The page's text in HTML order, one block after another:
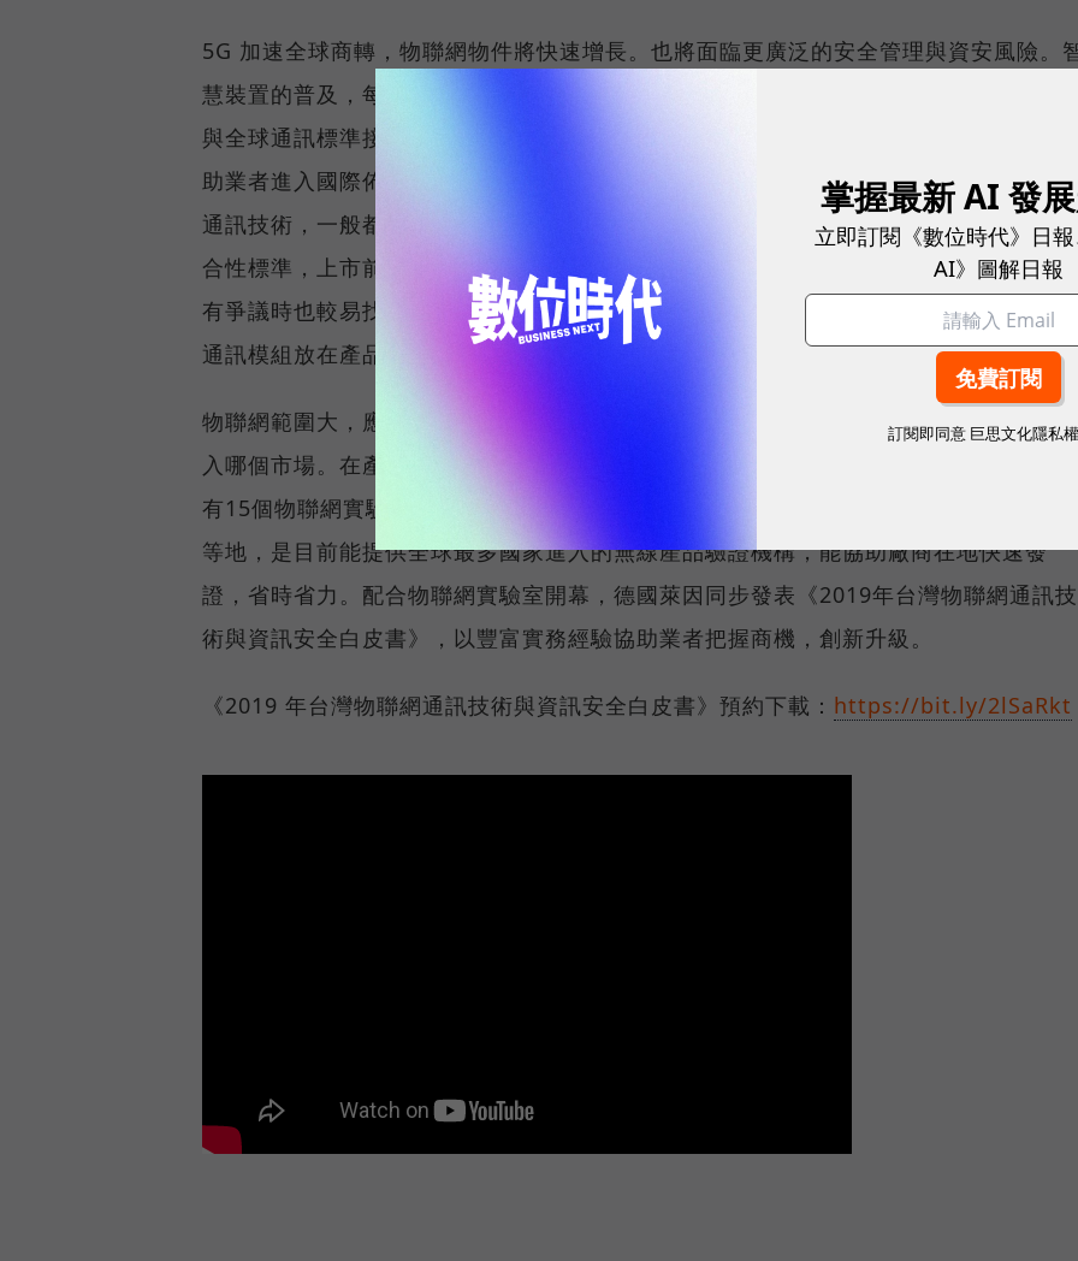
5G 加速全球商轉，物聯網物件將快速增長。也將面臨更廣泛的安全管理與資安風險。
慧裝置的普及，每一個使用者都需認知到裝置可能被入侵與操縱的可能性；此IoT實驗
與全球通訊標準接軌，擁有多項國際通訊聯盟認可，不論是台灣或海外產品上市，可協
助業者進入國際佈局。德國萊因資訊與通信技術部門副總經理何紹彭表示：「 所有無線
通訊技術，一般都會受到兩種認證標準要求，也就是強制性的國家規定與技術聯盟的符
合性標準，上市前最好經過驗證。通過驗證的產品間互連性會較佳，進出口通關順利，
有爭議時也較易找出問題點。」不少剛跨入智能醫療、智能家電的業者，誤以為將無線
通訊模組放在產品裡即可，然而一旦發現問題，就可能造成更多人力物力花費。
物聯網範圍大，應用才是核心，從配合什麼樣的應用，再來選擇什麼樣的技術及準備進
入哪個市場。在產品開發初期，建議先找驗證單位評估相關安全性。德國萊因在全球設
有15個物聯網實驗室包括德國、義大利、瑞典、深圳、日本、台灣、印度、美國和荷蘭
等地，是目前能提供全球最多國家進入的無線產品驗證機構，能協助廠商在地快速發
證，省時省力。配合物聯網實驗室開幕，德國萊因同步發表《2019年台灣物聯網通訊技
術與資訊安全白皮書》，以豐富實務經驗協助業者把握商機，創新升級。
《2019 年台灣物聯網通訊技術與資訊安全白皮書》預約下載： https://bit.ly/2lSaRkt
掌握最新 AI 發
立即訂閱《數位時代》日
AI》圖解日報
訂閱即同意 巨思文化隱私